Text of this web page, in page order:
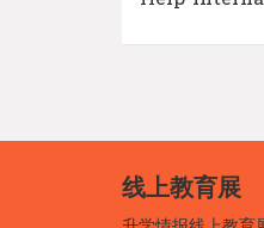
线上教育展